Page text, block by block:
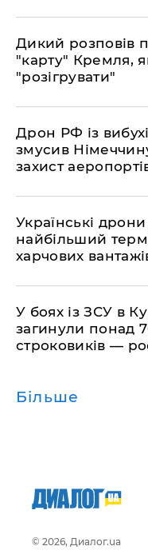
​Дикий розповів
"карту" Кремля,
"розігрувати"
​Дрон РФ із
змусив
захист
​Українські
найбільший
харчових
​У боях із ЗСУ в
загинули понад
строковиків —
Більше
© 2026, Диалог.ua